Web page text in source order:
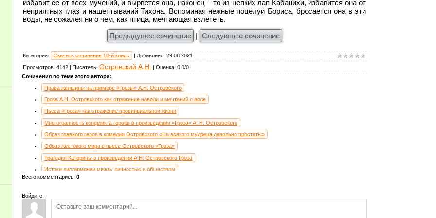
избавит ее от всех мучений, и вырвется она, наконец – то из цепких лап Кабанихи, избавится она от
неприятных глаз и нашептываний Тихона. Вспоминая нежные поцелуи Бориса, бросается она в эти
воды, не сожалея ни о чем, как птица, мечтающая взлететь.
Предыдущее сочинение
| Следующее сочинение
Категория: Скачать сочинение 10-й класс Добавлено: 29.08.2021
Просмотров: 4142 Писатель: Островский А.Н. Оценка: 0.0/0
Сочинения по теме этого автора:
Права женщины на примере «Грозы» А.Н. Островского
Гроза А.Н. Островского как отражение неволи и мечтаний о воле
Пьеса «Гроза» как отражение провинциальной жизни
Многогранность конфликта героев в произведении «Гроза» А. Н. Островского
Образ главного героя в комедии Островского «На всякого мудреца довольно простоты»
Образ жестокого мира в пьесе Островского «Гроза»
Трагедия Катерины в произведении А.Н. Островского Гроза
Истоки дисгармонии между личностью и обществом
Трагедия совести (по пьесе А.Н. Островского «Гроза»)
Трагедия совести главной героини в произведении Островского «Гроза»
Всего комментариев: 0
Войдите: